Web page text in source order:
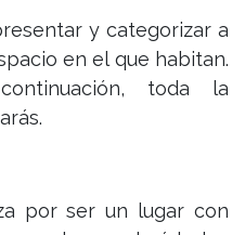
y categorizar a
en el que habitan.
toda la
por ser un lugar con